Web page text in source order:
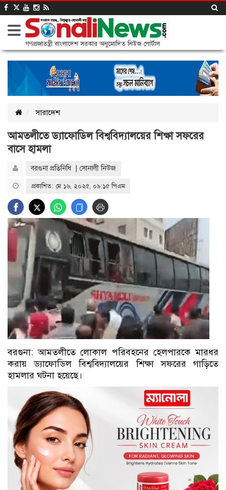
গণপ্রজাতন্ত্রী বাংলাদেশ সরকার অনুমোদিত নিউজ পোর্টাল
সারাদেশ
আমতলীতে ড্যাফোডিল বিশ্ববিদ্যালয়ের শিক্ষা সফরের
বাসে হামলা
বরগুনা প্রতিনিধি | সোনালী নিউজ
প্রকাশিত: মে ১৬, ২০২৫, ০৯:১৫ পিএম
বরগুনা: আমতলীতে লোকাল পরিবহনের হেলপারকে মারধর
করায় ড্যাফোডিল বিশ্ববিদ্যালয়ের শিক্ষা সফরের গাড়িতে
হামলার ঘটনা হয়েছে।